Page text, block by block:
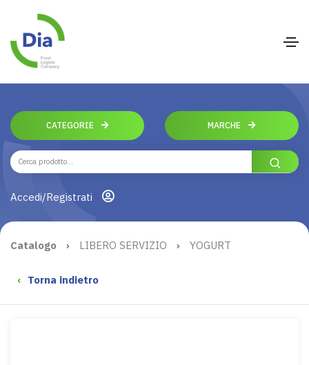
CATEGORIE MARCHE
Accedi/Registrati
Catalogo › LIBERO SERVIZIO › YOGURT
‹ Torna indietro